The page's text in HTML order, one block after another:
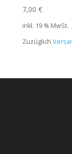
7,00 €
inkl. 19 % MwSt.
Zuzüglich